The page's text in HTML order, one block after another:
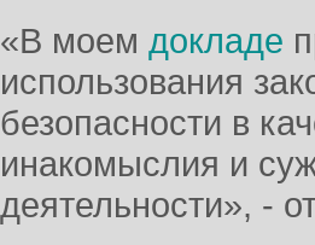
«В моем докладе
использования
безопасности в
инакомыслия и
деятельности», -